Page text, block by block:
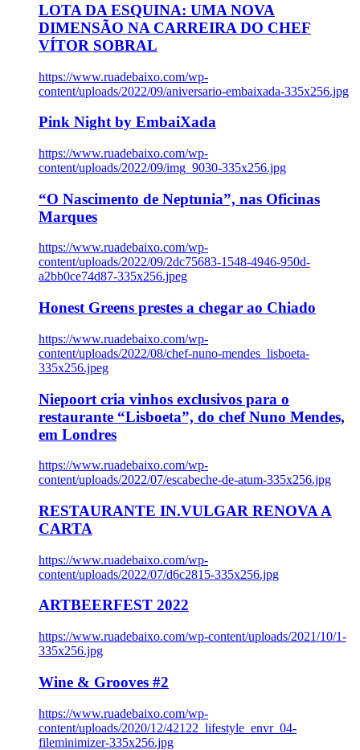
LOTA DA ESQUINA: UMA NOVA
DIMENSÃO NA CARREIRA DO CHEF
VÍTOR SOBRAL
https://www.ruadebaixo.com/wp-
content/uploads/2022/09/aniversario-embaixada-335x256.jpg
Pink Night by EmbaiXada
https://www.ruadebaixo.com/wp-
content/uploads/2022/09/img_9030-335x256.jpg
“O Nascimento de Neptunia”, nas Oficinas
Marques
https://www.ruadebaixo.com/wp-
content/uploads/2022/09/2dc75683-1548-4946-950d-
a2bb0ce74d87-335x256.jpeg
Honest Greens prestes a chegar ao Chiado
https://www.ruadebaixo.com/wp-
content/uploads/2022/08/chef-nuno-mendes_lisboeta-
335x256.jpeg
Niepoort cria vinhos exclusivos para o
restaurante “Lisboeta”, do chef Nuno Mendes,
em Londres
https://www.ruadebaixo.com/wp-
content/uploads/2022/07/escabeche-de-atum-335x256.jpg
RESTAURANTE IN.VULGAR RENOVA A
CARTA
https://www.ruadebaixo.com/wp-
content/uploads/2022/07/d6c2815-335x256.jpg
ARTBEERFEST 2022
https://www.ruadebaixo.com/wp-content/uploads/2021/10/1-
335x256.jpg
Wine & Grooves #2
https://www.ruadebaixo.com/wp-
content/uploads/2020/12/42122_lifestyle_envr_04-
fileminimizer-335x256.jpg